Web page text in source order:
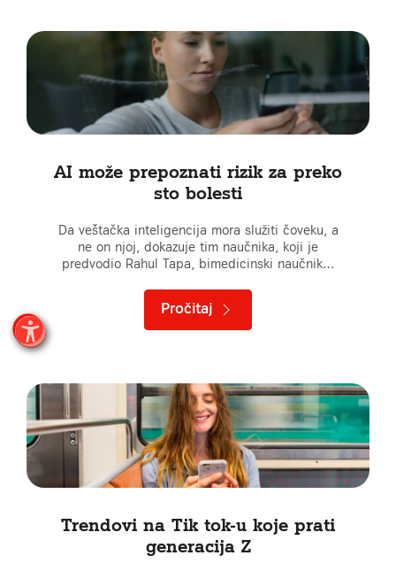
AI može prepoznati rizik za preko
sto bolesti
Da veštačka inteligencija mora služiti čoveku, a
ne on njoj, dokazuje tim naučnika, koji je
predvodio Rahul Tapa, bimedicinski naučnik…
Pročitaj
Trendovi na Tik tok-u koje prati
generacija Z